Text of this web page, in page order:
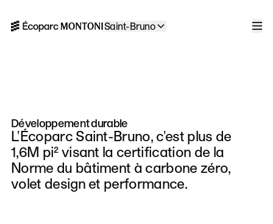
Accueil
Saint-Bruno
Développement durable
L'Écoparc Saint-Bruno, c'est plus de
1,6M pi² visant la certification de la
Norme du bâtiment à carbone zéro,
volet design et performance.